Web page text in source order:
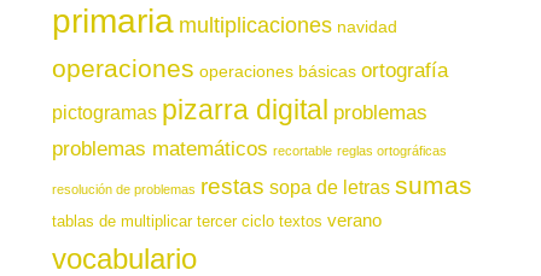
primaria multiplicaciones navidad
operaciones operaciones básicas ortografía
pictogramas pizarra digital problemas
problemas matemáticos recortable reglas ortográficas
resolución de problemas restas sopa de letras sumas
tablas de multiplicar tercer ciclo textos verano
vocabulario